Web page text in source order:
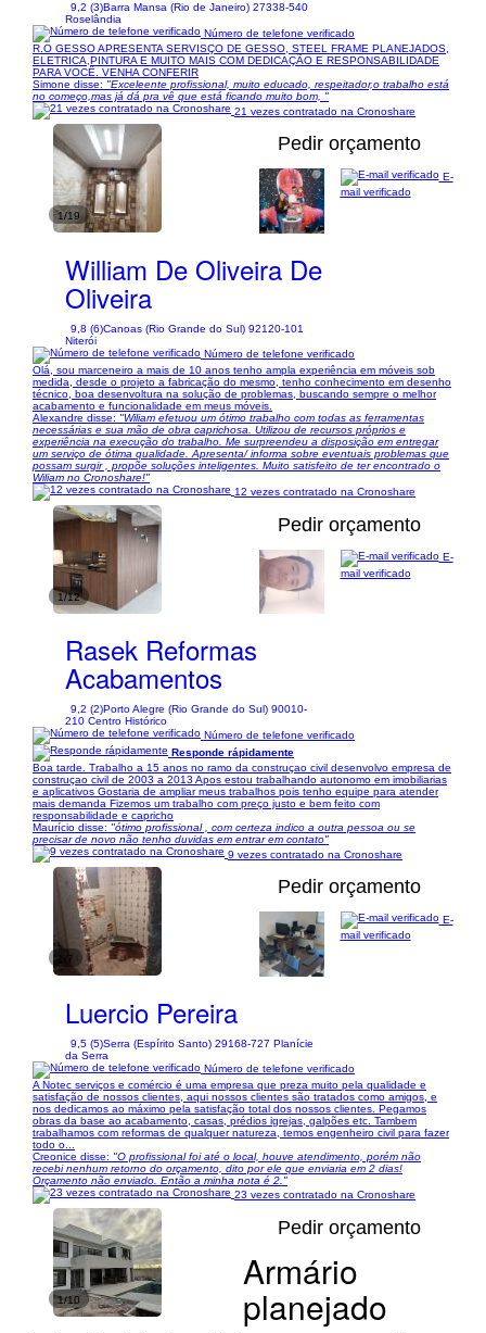
9,2 (3)Barra Mansa (Rio de Janeiro) 27338-540
Roselândia
Número de telefone verificado
R.O GESSO APRESENTA SERVISÇO DE GESSO, STEEL FRAME PLANEJADOS,
ELETRICA,PINTURA E MUITO MAIS COM DEDICAÇÃO E RESPONSABILIDADE
PARA VOCÊ. VENHA CONFERIR
Simone disse: "Exceleente profissional, muito educado, respeitador,o trabalho está
no começo,mas já dá pra vê que está ficando muito bom, "
21 vezes contratado na Cronoshare
1/19
Pedir orçamento
William De Oliveira De
Oliveira
9,8 (6)Canoas (Rio Grande do Sul) 92120-101
Niterói
E-
mail verificado
Número de telefone verificado
Olá, sou marceneiro a mais de 10 anos tenho ampla experiência em móveis sob
medida, desde o projeto a fabricação do mesmo, tenho conhecimento em desenho
técnico, boa desenvoltura na solução de problemas, buscando sempre o melhor
acabamento e funcionalidade em meus móveis.
Alexandre disse: "Wiliam efetuou um ótimo trabalho com todas as ferramentas
necessárias e sua mão de obra caprichosa. Utilizou de recursos próprios e
experiência na execução do trabalho. Me surpreendeu a disposição em entregar
um serviço de ótima qualidade. Apresenta/ informa sobre eventuais problemas que
possam surgir , propõe soluções inteligentes. Muito satisfeito de ter encontrado o
Wiliam no Cronoshare!"
12 vezes contratado na Cronoshare
1/12
Pedir orçamento
Rasek Reformas
Acabamentos
9,2 (2)Porto Alegre (Rio Grande do Sul) 90010-
210 Centro Histórico
E-
mail verificado
Número de telefone verificado
Responde rápidamente
Boa tarde. Trabalho a 15 anos no ramo da construçao civil desenvolvo empresa de
construçao civil de 2003 a 2013 Apos estou trabalhando autonomo em imobiliarias
e aplicativos Gostaria de ampliar meus trabalhos pois tenho equipe para atender
mais demanda Fizemos um trabalho com preço justo e bem feito com
responsabilidade e capricho
Maurício disse: "ótimo profissional , com certeza indico a outra pessoa ou se
precisar de novo não tenho duvidas em entrar em contato"
9 vezes contratado na Cronoshare
1/7
Pedir orçamento
Luercio Pereira
9,5 (5)Serra (Espírito Santo) 29168-727 Planície
da Serra
E-
mail verificado
Número de telefone verificado
A Notec serviços e comércio é uma empresa que preza muito pela qualidade e
satisfação de nossos clientes, aqui nossos clientes são tratados como amigos, e
nos dedicamos ao máximo pela satisfação total dos nossos clientes. Pegamos
obras da base ao acabamento, casas, prédios igrejas, galpões etc. Tambem
trabalhamos com reformas de qualquer natureza, temos engenheiro civil para fazer
todo o...
Creonice disse: "O profissional foi até o local, houve atendimento, porém não
recebi nenhum retorno do orçamento, dito por ele que enviaria em 2 dias!
Orçamento não enviado. Então a minha nota é 2."
23 vezes contratado na Cronoshare
1/10
Pedir orçamento
Armário
planejado